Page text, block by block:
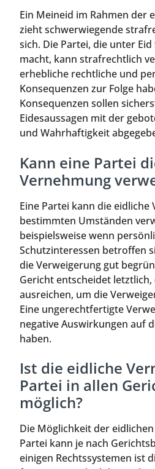
Ein Meineid im Rahmen der
zieht schwerwiegende
sich. Die Partei, die unter
macht, kann strafrechtlich
erhebliche rechtliche und
Konsequenzen zur Folge
Konsequenzen sollen
Eidesaussagen mit der
und Wahrhaftigkeit
Kann eine Partei
Vernehmung
Eine Partei kann die
bestimmten Umständen
beispielsweise wenn
Schutzinteressen betroffen
die Verweigerung gut
Gericht entscheidet
ausreichen, um die
Eine ungerechtfertigte
negative Auswirkungen auf
haben.
Ist die eidliche
Partei in allen
möglich?
Die Möglichkeit der
Partei kann je nach
einigen Rechtssystemen ist